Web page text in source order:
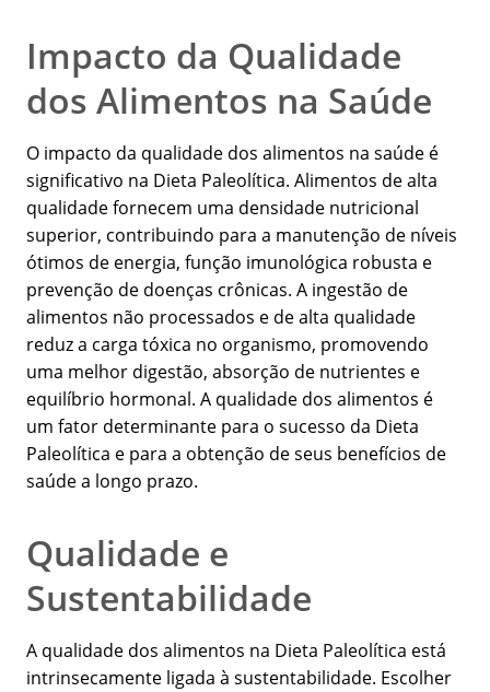
Impacto da Qualidade
dos Alimentos na Saúde
O impacto da qualidade dos alimentos na saúde é
significativo na Dieta Paleolítica. Alimentos de alta
qualidade fornecem uma densidade nutricional
superior, contribuindo para a manutenção de níveis
ótimos de energia, função imunológica robusta e
prevenção de doenças crônicas. A ingestão de
alimentos não processados e de alta qualidade
reduz a carga tóxica no organismo, promovendo
uma melhor digestão, absorção de nutrientes e
equilíbrio hormonal. A qualidade dos alimentos é
um fator determinante para o sucesso da Dieta
Paleolítica e para a obtenção de seus benefícios de
saúde a longo prazo.
Qualidade e
Sustentabilidade
A qualidade dos alimentos na Dieta Paleolítica está
intrinsecamente ligada à sustentabilidade. Escolher